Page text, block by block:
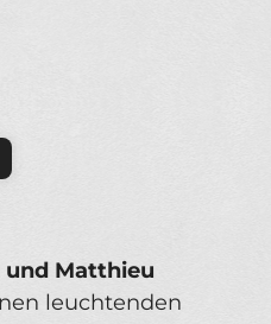
und Matthieu
leuchtenden